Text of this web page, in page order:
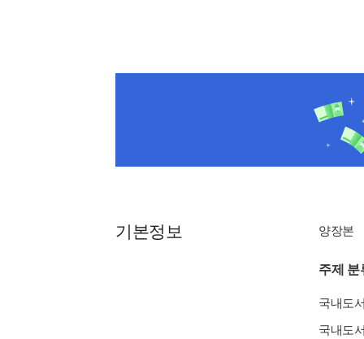
기본정보 양장본
주제 분
국내도
국내도